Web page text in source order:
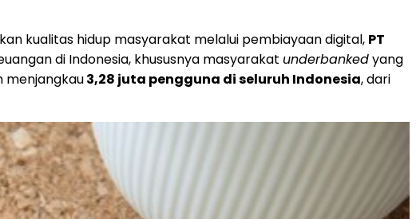
kualitas hidup masyarakat melalui pembiayaan digital, PT
di Indonesia, khususnya masyarakat underbankedyang
menjangkau3,28 juta pengguna di seluruh Indonesia, dari